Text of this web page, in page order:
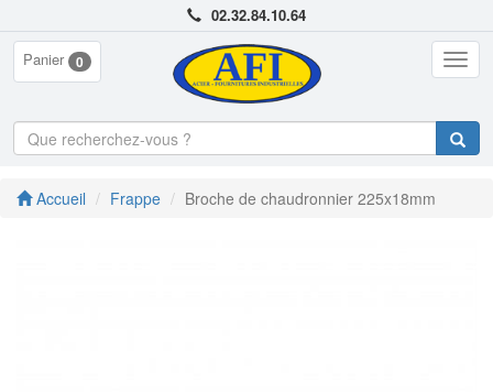
02.32.84.10.64
Panier 0
Accueil Frappe Broche de chaudronnier 225x18mm